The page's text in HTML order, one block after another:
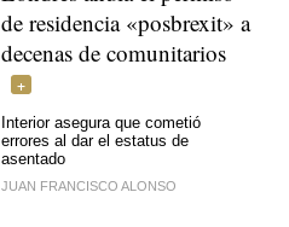
de residencia «posbrexit» a
decenas de comunitarios
Interior asegura que cometió
errores al dar el estatus de
asentado
JUAN FRANCISCO ALONSO